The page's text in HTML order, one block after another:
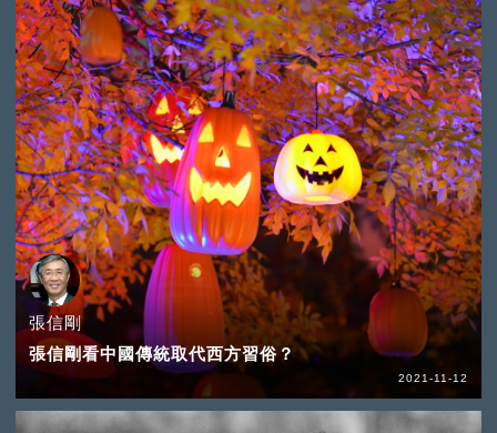
張信剛
張信剛看中國傳統取代西方習俗？
2021-11-12